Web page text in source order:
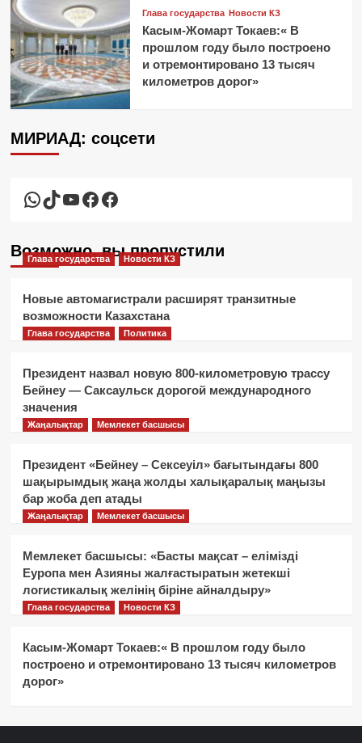
Глава государства Новости КЗ
Касым-Жомарт Токаев:« В
прошлом году было построено
и отремонтировано 13 тысяч
километров дорог»
МИРИАД: соцсети
WhatsApp
TikTok
YouTube
Facebook
Facebook
Возможно, вы пропустили
Глава государства Новости КЗ
Новые автомагистрали расширят транзитные
возможности Казахстана
Глава государства Политика
Президент назвал новую 800-километровую трассу
Бейнеу — Саксаульск дорогой международного
значения
Жаңалықтар Мемлекет басшысы
Президент «Бейнеу – Сексеуіл» бағытындағы 800
шақырымдық жаңа жолды халықаралық маңызы
бар жоба деп атады
Жаңалықтар Мемлекет басшысы
Мемлекет басшысы: «Басты мақсат – елімізді
Еуропа мен Азияны жалғастыратын жетекші
логистикалық желінің біріне айналдыру»
Глава государства Новости КЗ
Касым-Жомарт Токаев:« В прошлом году было
построено и отремонтировано 13 тысяч километров
дорог»